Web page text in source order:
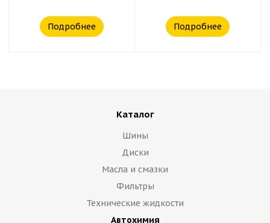
Подробнее Подробнее
Каталог
Шины
Диски
Масла и смазки
Фильтры
Технические жидкости
Автохимия